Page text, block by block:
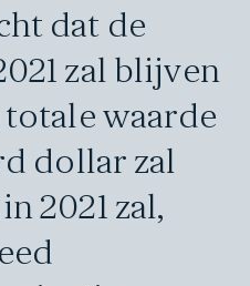
dat de
zal blijven
waarde
dollar zal
2021 zal,